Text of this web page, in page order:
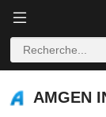
AMGEN INC.
AMGEN